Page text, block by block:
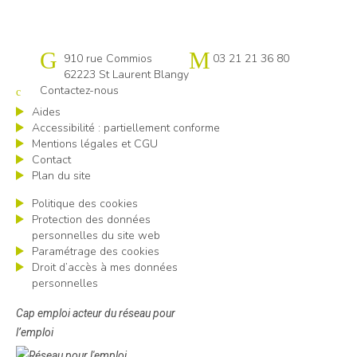
Cap emploi Pas-de-Calais centre
910 rue Commios
62223 St Laurent Blangy
03 21 21 36 80
Contactez-nous
Aides
Accessibilité : partiellement conforme
Mentions légales et CGU
Contact
Plan du site
Politique des cookies
Protection des données
personnelles du site web
Paramétrage des cookies
Droit d’accès à mes données
personnelles
Cap emploi acteur du réseau pour
l’emploi